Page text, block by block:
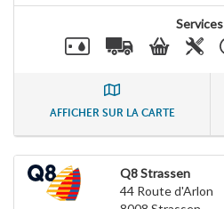
Services
AFFICHER SUR LA CARTE
Q8 Strassen
44 Route d'Arlon